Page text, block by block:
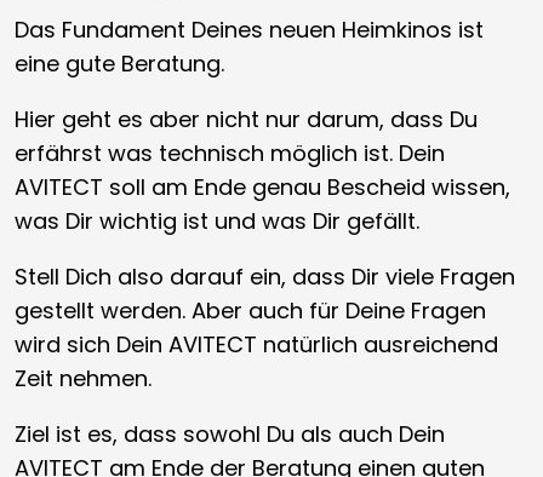
Das Fundament Deines neuen Heimkinos ist
eine gute Beratung.
Hier geht es aber nicht nur darum, dass Du
erfährst was technisch möglich ist. Dein
AVITECT soll am Ende genau Bescheid wissen,
was Dir wichtig ist und was Dir gefällt.
Stell Dich also darauf ein, dass Dir viele Fragen
gestellt werden. Aber auch für Deine Fragen
wird sich Dein AVITECT natürlich ausreichend
Zeit nehmen.
Ziel ist es, dass sowohl Du als auch Dein
AVITECT am Ende der Beratung einen guten